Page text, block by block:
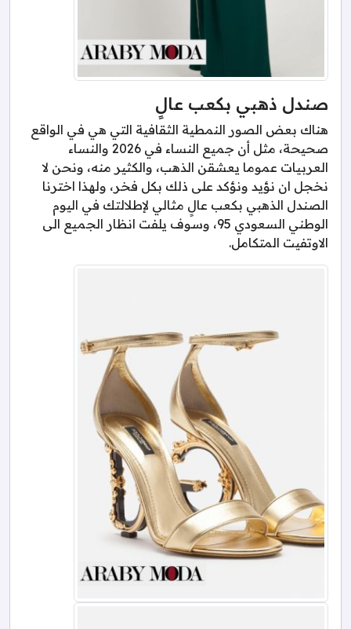
صندل ذهبي بكعب عالٍ
هناك بعض الصور النمطية الثقافية التي هي في الواقع
صحيحة، مثل أن جميع النساء في 2026 والنساء
العربيات عموما يعشقن الذهب، والكثير منه، ونحن لا
نخجل ان نؤيد ونؤكد على ذلك بكل فخر، ولهذا اخترنا
الصندل الذهبي بكعب عالٍ مثالي لإطلالتك في اليوم
الوطني السعودي 95، وسوف يلفت انظار الجميع الى
الاوتفيت المتكامل.